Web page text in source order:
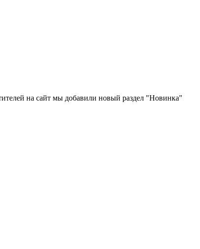
на сайт мы добавили новый раздел "Новинка"